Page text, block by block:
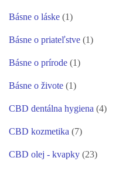
Básne o láske (1)
Básne o priateľstve (1)
Básne o prírode (1)
Básne o živote (1)
CBD dentálna hygiena (4)
CBD kozmetika (7)
CBD olej - kvapky (23)